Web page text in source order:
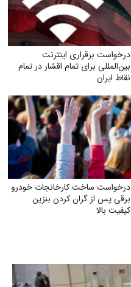
درخواست برقراری اینترنت
بین‌المللی برای تمام اقشار در تمام
نقاط ایران
درخواست ساخت کارخانجات خودرو
برقی پس از گران کردن بنزین
کیفیت بالا